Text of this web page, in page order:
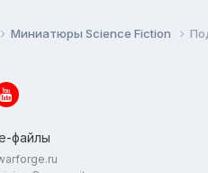
Миниатюры Science Fiction
файлы